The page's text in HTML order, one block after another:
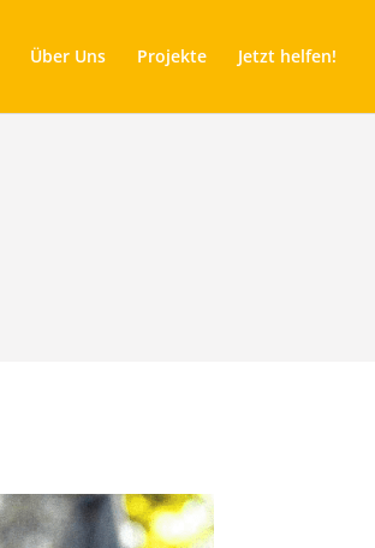
Über Uns Projekte Jetzt helfen!